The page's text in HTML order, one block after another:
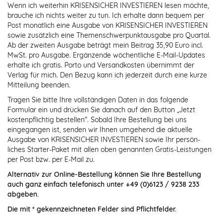
Wenn ich weiterhin KRISENSICHER INVESTIEREN lesen möchte,
brauche ich nichts weiter zu tun. Ich erhalte dann bequem per
Post monatlich eine Ausgabe von KRISENSICHER INVESTIEREN
sowie zusätzlich eine Themenschwerpunktausgabe pro Quartal.
Ab der zweiten Ausgabe beträgt mein Beitrag 35,90 Euro incl.
MwSt. pro Ausgabe. Ergänzende wöchentliche E-Mail-Updates
erhalte ich gratis. Porto und Versandkosten übernimmt der
Verlag für mich. Den Bezug kann ich jederzeit durch eine kurze
Mitteilung beenden.
Tragen Sie bitte Ihre vollständigen Daten in das folgende
Formular ein und drücken Sie danach auf den Button „Jetzt
kostenpflichtig bestellen". Sobald Ihre Bestellung bei uns
eingegangen ist, senden wir Ihnen umgehend die aktuelle
Ausgabe von KRISENSICHER INVESTIEREN sowie Ihr persön-
liches Starter-Paket mit allen oben genannten Gratis-Leistungen
per Post bzw. per E-Mail zu.
Alternativ zur Online-Bestellung können Sie Ihre Bestellung
auch ganz einfach telefonisch unter +49 (0)6123 / 9238 233
abgeben.
Die mit * gekennzeichneten Felder sind Pflichtfelder.